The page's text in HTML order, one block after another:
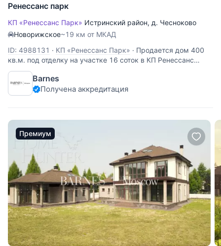
Ренессанс парк
КП «Ренессанс Парк» Истринский район, д. Чесноково
Новорижское~19 км от МКАД
ID: 4988131 · КП «Ренессанс Парк» · Продается дом 400
кв.м. под отделку на участке 16 соток в КП Ренессанс
парк. 20 км от МКАД по Новорижскому шоссе. ДОМ: Дом
под отделку в неоклассическом стиле. Построен из
кирпича с монолитными перекрытиями, облицован
Barnes
Получена аккредитация
Премиум